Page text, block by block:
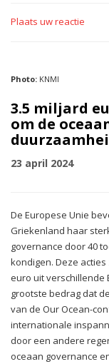
Plaats uw reactie
Photo: KNMI
3.5 miljard
om de
23 april 2024
De Europese Unie
Griekenland haar
governance door 40
kondigen. Deze
euro uit verschillende
grootste bedrag dat
van de Our Ocean-
internationale
door een andere
oceaan governance